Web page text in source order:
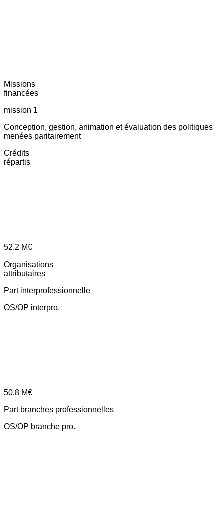
Missions
financées
mission 1
Conception, gestion, animation et évaluation des politiques
menées paritairement
Crédits
répartis
52.2 M€
Organisations
attributaires
Part interprofessionnelle
OS/OP interpro.
50.8 M€
Part branches professionnelles
OS/OP branche pro.